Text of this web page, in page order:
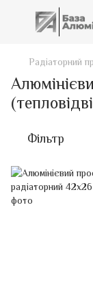
Радіаторний
Фільтр